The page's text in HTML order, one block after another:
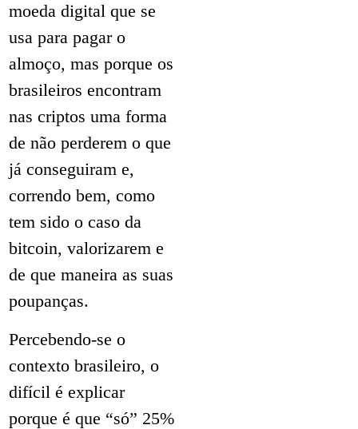
moeda digital que se
usa para pagar o
almoço, mas porque os
brasileiros encontram
nas criptos uma forma
de não perderem o que
já conseguiram e,
correndo bem, como
tem sido o caso da
bitcoin, valorizarem e
de que maneira as suas
poupanças.
Percebendo-se o
contexto brasileiro, o
difícil é explicar
porque é que “só” 25%